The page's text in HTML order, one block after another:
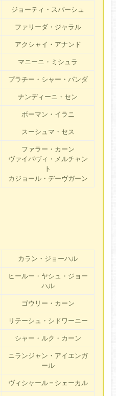
ジョーティ・スバーシュ
ファリーダ・ジャラル
アクシャイ・アナンド
マニーニ・ミシュラ
プラチー・シャー・パンダ
ナンディーニ・セン
ボーマン・イラニ
スーシュマ・セス
ファラー・カーン
ヴァイバヴィ・メルチャン
ト
カジョール・デーヴガーン
カラン・ジョーハル
ヒールー・ヤシュ・ジョー
ハル
ゴウリー・カーン
リテーシュ・シドワーニー
シャー・ルク・カーン
ニランジャン・アイエンガ
ール
ヴィシャール＝シェーカル